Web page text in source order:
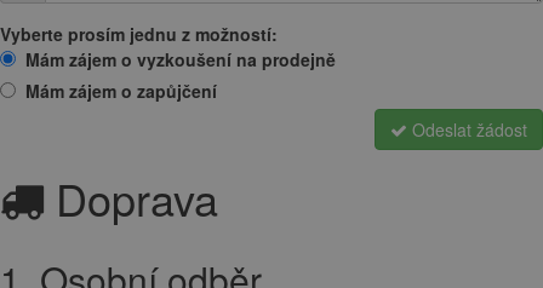
Vyberte prosím jednu z možností:
Mám zájem o vyzkoušení na prodejně
Mám zájem o zapůjčení
Odeslat žádost
Doprava